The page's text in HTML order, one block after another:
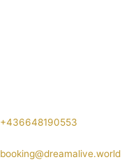
+436648190553
booking@dreamalive.world